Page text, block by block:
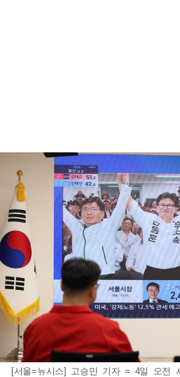
[서울=뉴시스] 고승민 기자 = 4일 오전